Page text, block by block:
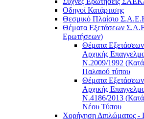
Οδηγοί Κατάρτισης
Θεσμικό Πλαίσιο
Θέματα Εξετάσεων
Ερωτήσεων)
Θέματα
Αρχικής
Ν.2009/1992
Παλαιού τύπου
Θέματα
Αρχικής
Ν.4186/2013
Νέου Τύπου
Χορήγηση Διπλώματος -